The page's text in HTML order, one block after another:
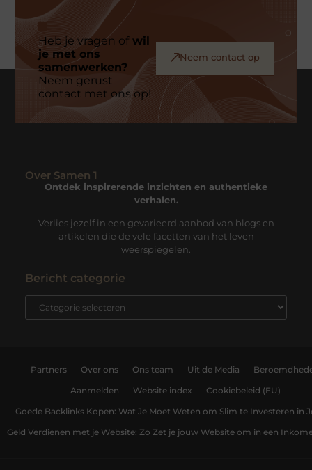
Heb je vragen ofwil
je met ons
samenwerken?
Neem gerust
contact met ons op!
Neem contact op
Over Samen 1
Ontdek inspirerende inzichten en authentieke
verhalen.
Verlies jezelf in een gevarieerd aanbod van blogs en
artikelen die de vele facetten van het leven
weerspiegelen.
Bericht categorie
Partners Over ons Ons team Uit de Media
Aanmelden Website index Cookiebeleid (EU)
Goede Backlinks Kopen: Wat Je Moet Weten om Slim te Investeren in
Geld Verdienen met je Website: Zo Zet je jouw Website om in een